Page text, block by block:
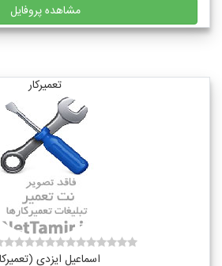
مشاهده پروفایل
تعمیرکار
اسماعیل ایزدی (تعمیرکار)